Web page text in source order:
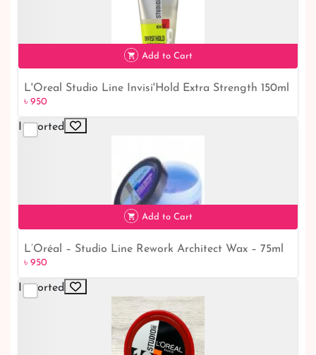
৳ 1,190
৳ 950
Add to Cart
L'Oreal Studio Line Invisi'Hold Extra Strength 150ml
- Buy Online
৳ 950
Imported
৳ 950
Add to Cart
L’Oréal – Studio Line Rework Architect Wax – 75ml
৳ 950
Imported